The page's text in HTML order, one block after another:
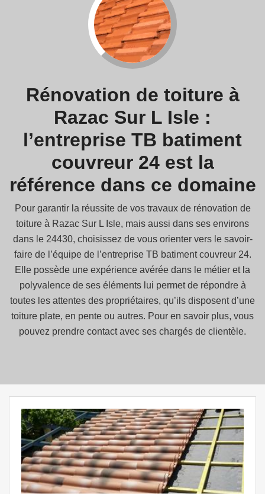
Rénovation de toiture à
Razac Sur L Isle :
l’entreprise TB batiment
couvreur 24 est la
référence dans ce domaine
Pour garantir la réussite de vos travaux de rénovation de
toiture à Razac Sur L Isle, mais aussi dans ses environs
dans le 24430, choisissez de vous orienter vers le savoir-
faire de l’équipe de l’entreprise TB batiment couvreur 24.
Elle possède une expérience avérée dans le métier et la
polyvalence de ses éléments lui permet de répondre à
toutes les attentes des propriétaires, qu’ils disposent d’une
toiture plate, en pente ou autres. Pour en savoir plus, vous
pouvez prendre contact avec ses chargés de clientèle.